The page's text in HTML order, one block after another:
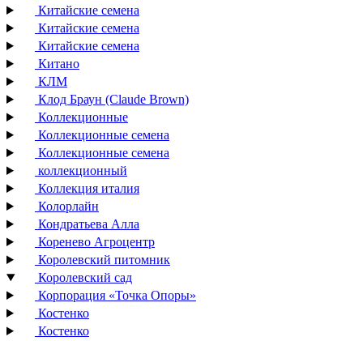
Китайские семена
Китайские семена
Китайские семена
Китано
КЛМ
Клод Браун (Claude Brown)
Коллекционные
Коллекционные семена
Коллекционные семена
коллекционный
Коллекция италия
Колорлайн
Кондратьева Алла
Коренево Агроцентр
Королевский питомник
Королевский сад
Корпорация «Точка Опоры»
Костенко
Костенко